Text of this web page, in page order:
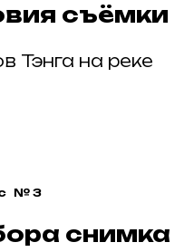
съёмки
Тэнга на реке
№3
снимка